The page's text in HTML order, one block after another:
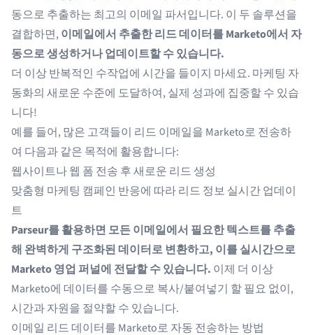
동으로 추출하는 최고의 이메일 파서입니다. 이 두 솔루션을
결합하면, 이메일에서 추출한 리드 데이터를 Marketo에서 자
동으로 생성하거나 업데이트할 수 있습니다.
더 이상 반복적인 수작업에 시간을 들이지 마세요. 마케팅 자
동화의 새로운 수준에 도달하여, 실제 성과에 집중할 수 있습
니다!
예를 들어, 많은 고객들이 리드 이메일을 Marketo로 전송하
여 다음과 같은 목적에 활용합니다:
웹사이트나 웹 폼 전송 후 새로운 리드 생성
맞춤형 마케팅 캠페인 반응에 따라 리드 정보 실시간 업데이
트
Parseur를 활용하면 모든 이메일에서 필요한 텍스트를 추출
해 완벽하게 구조화된 데이터로 변환하고, 이를 실시간으로
Marketo 영업 퍼널에 전달할 수 있습니다. 이제 더 이상
Marketo에 데이터를 수동으로 복사/붙여넣기 할 필요 없이,
시간과 자원을 절약할 수 있습니다.
이메일 리드 데이터를 Marketo로 자동 전송하는 방법